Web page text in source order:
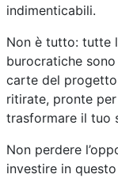
indimenticabili.
Non è tutto: tutte
burocratiche
carte del
ritirate, pronte
trasformare il tuo
Non perdere
investire in